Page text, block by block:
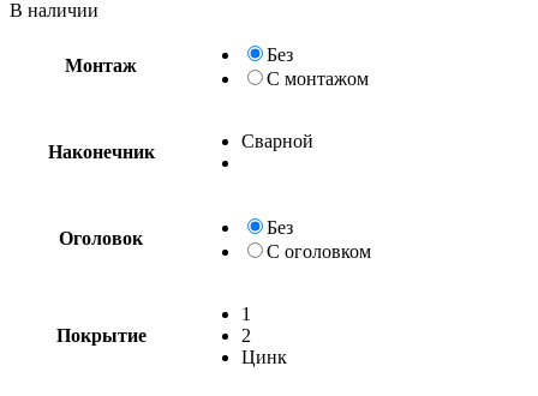
В наличии
Монтаж
Без
С монтажом
Наконечник
Сварной
Оголовок
Без
С оголовком
Покрытие
1
2
Цинк